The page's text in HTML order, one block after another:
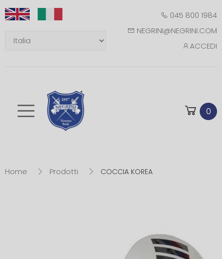
045 800 1984
NEGRINI@NEGRINI.COM
ACCEDI
Toggle mobile 0
Home Prodotti COCCIA KOREA